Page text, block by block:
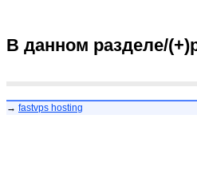
В данном разделе/
→ fastvps hosting